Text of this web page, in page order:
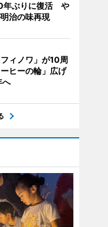
年ぶりに復活 や
治の味再現
ィノワ」が10周
ヒーの輪」広げ
へ